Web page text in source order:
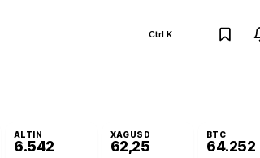
Ctrl K
ALTIN
6.542
XAGUSD
62,25
BTC
64.252